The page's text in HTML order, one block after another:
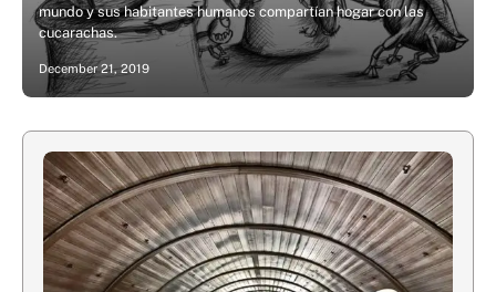
mundo y sus habitantes humanos compartían hogar con las
cucarachas.
December 21, 2019